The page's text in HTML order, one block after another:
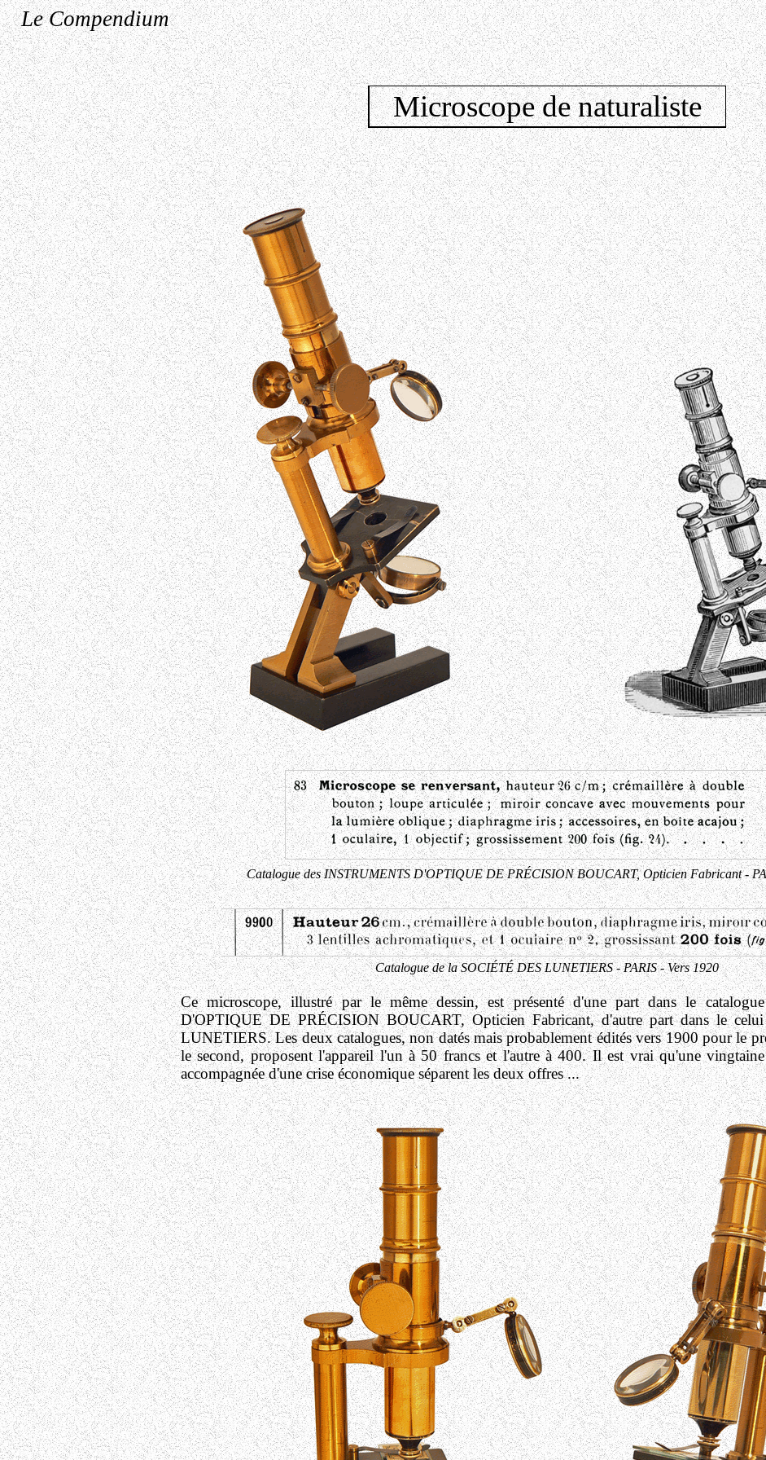
Le Compendium
Microscope de naturaliste
Catalogue des INSTRUMENTS D'OPTIQUE DE PRÉCISION BOUCART, Opticien Fabricant -
Catalogue de la SOCIÉTÉ DES LUNETIERS - PARIS - Vers 1920
Ce microscope, illustré par le même dessin, est présenté d'une part dans le
D'OPTIQUE DE PRÉCISION BOUCART, Opticien Fabricant, d'autre part dans le
LUNETIERS. Les deux catalogues, non datés mais probablement édités vers 1900 pour le
le second, proposent l'appareil l'un à 50 francs et l'autre à 400. Il est vrai qu'une vingtaine
accompagnée d'une crise économique séparent les deux offres ...